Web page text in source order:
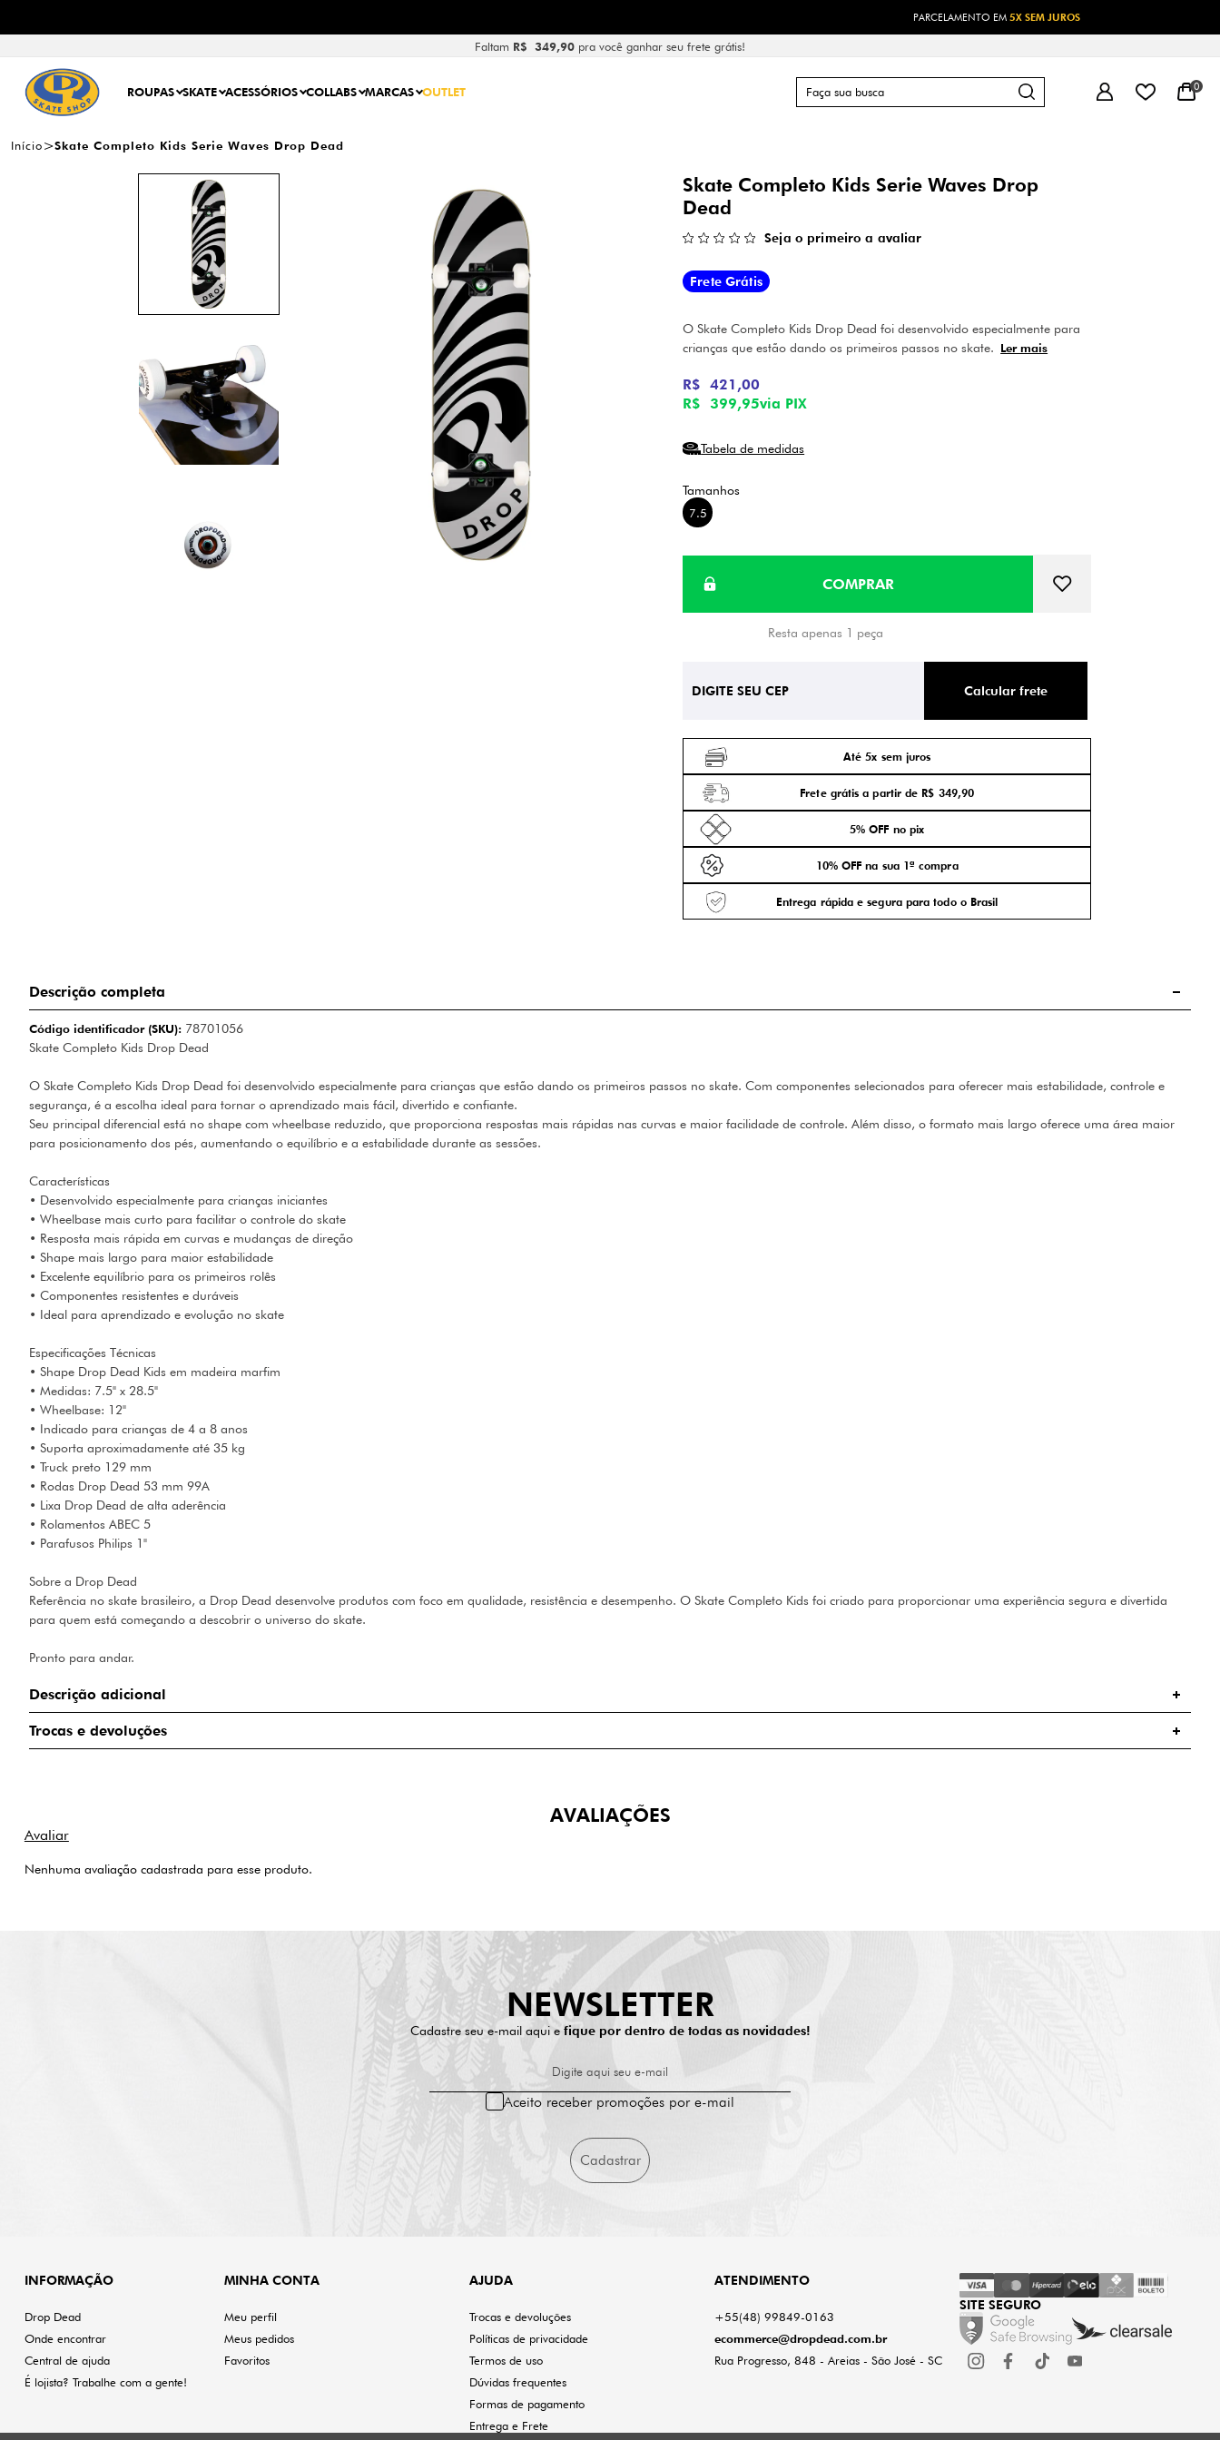
Faltam R$ 349,90 pra você ganhar seu frete grátis!
ROUPAS SKATE ACESSÓRIOS COLLABS MARCAS OUTLET 0
Início Skate Completo Kids Serie Waves Drop Dead
Skate Completo Kids Serie Waves Drop
Dead
Seja o primeiro a avaliar
Frete Grátis
O Skate Completo Kids Drop Dead foi desenvolvido especialmente para
crianças que estão dando os primeiros passos no skate. Ler mais
R$ 399,95via PIX
R$ 421,00
Tabela de medidas
7.5
Resta apenas 1 peça
Calcular frete
Até 5x sem juros
Frete grátis a partir de R$ 349,90
5% OFF no pix
10% OFF na sua 1ª compra
Entrega rápida e segura para todo o Brasil
Descrição completa
Código identificador (SKU): 78701056
Skate Completo Kids Drop Dead
O Skate Completo Kids Drop Dead foi desenvolvido especialmente para crianças que estão dando os primeiros passos no skate. Com componentes selecionados para oferecer mais estabilidade, controle e
segurança, é a escolha ideal para tornar o aprendizado mais fácil, divertido e confiante.
Seu principal diferencial está no shape com wheelbase reduzido, que proporciona respostas mais rápidas nas curvas e maior facilidade de controle. Além disso, o formato mais largo oferece uma área maior
para posicionamento dos pés, aumentando o equilíbrio e a estabilidade durante as sessões.
Características
• Desenvolvido especialmente para crianças iniciantes
• Wheelbase mais curto para facilitar o controle do skate
• Resposta mais rápida em curvas e mudanças de direção
• Shape mais largo para maior estabilidade
• Excelente equilíbrio para os primeiros rolês
• Componentes resistentes e duráveis
• Ideal para aprendizado e evolução no skate
Especificações Técnicas
• Shape Drop Dead Kids em madeira marfim
• Medidas: 7.5" x 28.5"
• Wheelbase: 12"
• Indicado para crianças de 4 a 8 anos
• Suporta aproximadamente até 35 kg
• Truck preto 129 mm
• Rodas Drop Dead 53 mm 99A
• Lixa Drop Dead de alta aderência
• Rolamentos ABEC 5
• Parafusos Philips 1"
Sobre a Drop Dead
Referência no skate brasileiro, a Drop Dead desenvolve produtos com foco em qualidade, resistência e desempenho. O Skate Completo Kids foi criado para proporcionar uma experiência segura e divertida
para quem está começando a descobrir o universo do skate.
Pronto para andar.
Descrição adicional
Trocas e devoluções
AVALIAÇÕES
Nenhuma avaliação cadastrada para esse produto.
NEWSLETTER
Cadastre seu e-mail aqui e fique por dentro de todas as novidades!
Digite aqui seu e-mail
Cadastrar
Aceito receber promoções por e-mail
INFORMAÇÃO
Drop Dead
Onde encontrar
Central de ajuda
É lojista? Trabalhe com a gente!
MINHA CONTA
Meu perfil
Meus pedidos
Favoritos
AJUDA
Trocas e devoluções
Políticas de privacidade
Termos de uso
Dúvidas frequentes
Formas de pagamento
Entrega e Frete
ATENDIMENTO
+55(48) 99849-0163
ecommerce@dropdead.com.br
Rua Progresso, 848 - Areias - São José - SC
SITE SEGURO